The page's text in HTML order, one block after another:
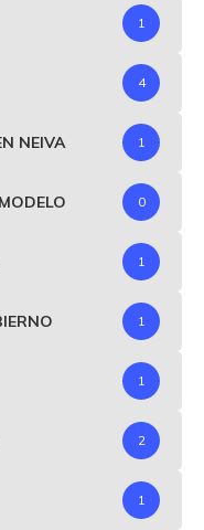
1
4
NEIVA 1
0
1
1
1
2
1